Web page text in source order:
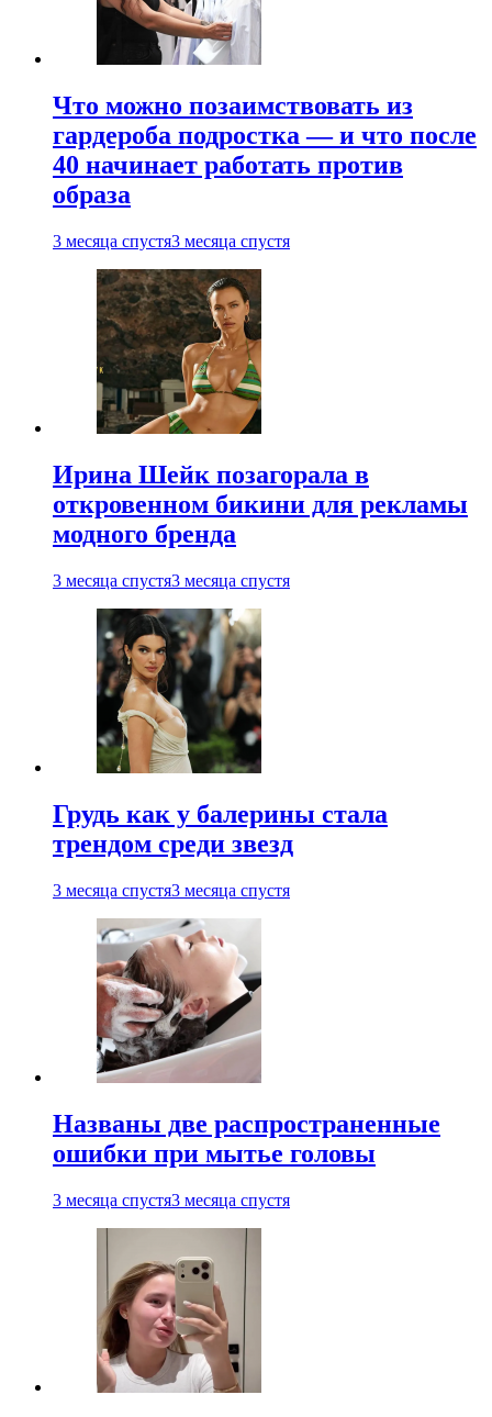
Что можно позаимствовать из
гардероба подростка — и что после
40 начинает работать против
образа
3 месяца спустя3 месяца спустя
Ирина Шейк позагорала в
откровенном бикини для рекламы
модного бренда
3 месяца спустя3 месяца спустя
Грудь как у балерины стала
трендом среди звезд
3 месяца спустя3 месяца спустя
Названы две распространенные
ошибки при мытье головы
3 месяца спустя3 месяца спустя